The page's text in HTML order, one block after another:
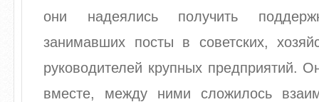
они надеялись получить
занимавших посты в советских,
руководителей крупных предприятий.
вместе, между ними сложилось